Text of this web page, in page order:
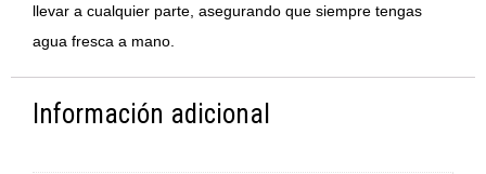
llevar a cualquier parte, asegurando que siempre tengas
agua fresca a mano.
Información adicional